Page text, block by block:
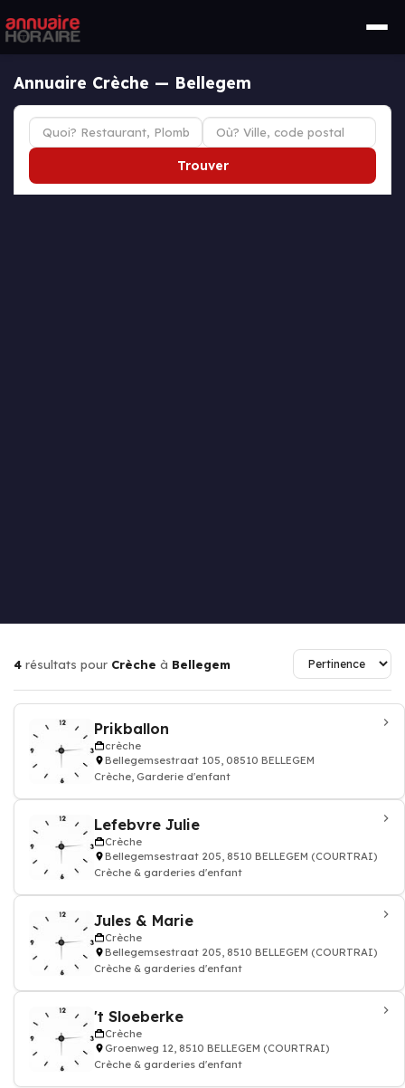
Annuaire Crèche — Bellegem
Trouver
4 résultats pour Crèche à Bellegem
Prikballon
crèche
Bellegemsestraat 105, 08510 BELLEGEM
Crèche, Garderie d'enfant
Lefebvre Julie
Crèche
Bellegemsestraat 205, 8510 BELLEGEM (COURTRAI)
Crèche & garderies d'enfant
Jules & Marie
Crèche
Bellegemsestraat 205, 8510 BELLEGEM (COURTRAI)
Crèche & garderies d'enfant
't Sloeberke
Crèche
Groenweg 12, 8510 BELLEGEM (COURTRAI)
Crèche & garderies d'enfant